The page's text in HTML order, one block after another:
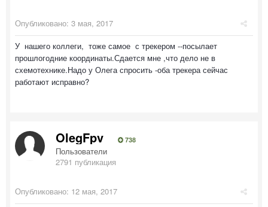
Опубликовано: 3 мая, 2017
У нашего коллеги, тоже самое с трекером --посылает
прошлогодние координаты.Сдается мне ,что дело не в
схемотехнике.Надо у Олега спросить -оба трекера сейчас
работают исправно?
OlegFpv 738
Пользователи
2791 публикация
Опубликовано: 12 мая, 2017